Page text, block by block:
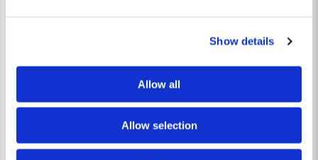
Show details
Allow all
Allow selection
Cobolt Kontraprofilfräs-Sats R=10, Not=6 S=8
COBOLT
Cobolt Badkarsfrässats R=13